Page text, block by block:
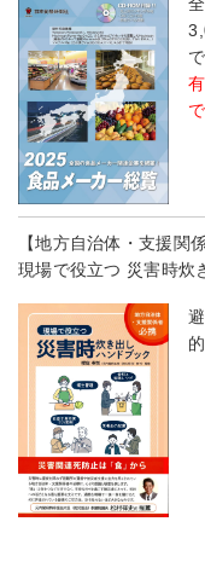
【地方自治体・支援関
現場で役立つ 災害時炊